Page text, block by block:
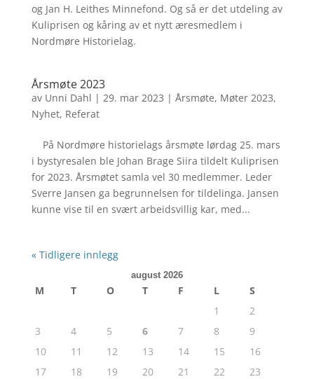
og Jan H. Leithes Minnefond. Og så er det utdeling av
Kuliprisen og kåring av et nytt æresmedlem i
Nordmøre Historielag.
Årsmøte 2023
av Unni Dahl | 29. mar 2023 | Årsmøte, Møter 2023,
Nyhet, Referat
På Nordmøre historielags årsmøte lørdag 25. mars
i bystyresalen ble Johan Brage Siira tildelt Kuliprisen
for 2023. Årsmøtet samla vel 30 medlemmer. Leder
Sverre Jansen ga begrunnelsen for tildelinga. Jansen
kunne vise til en svært arbeidsvillig kar, med...
« Tidligere innlegg
august 2026
M T O T F L
S
1
2
3
4 5 6 7 8
9
10
11 12 13 14 15
16
17
18 19 20 21 22
23